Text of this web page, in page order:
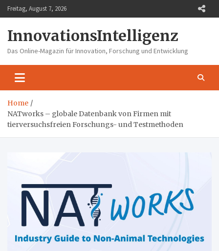
Skip
to
Freitag, August 7, 2026
InnovationsIntelligenz
Das Online-Magazin für Innovation, Forschung und Entwicklung
Home
NATworks – globale Datenbank von Firmen mit
tierversuchsfreien Forschungs- und Testmethoden